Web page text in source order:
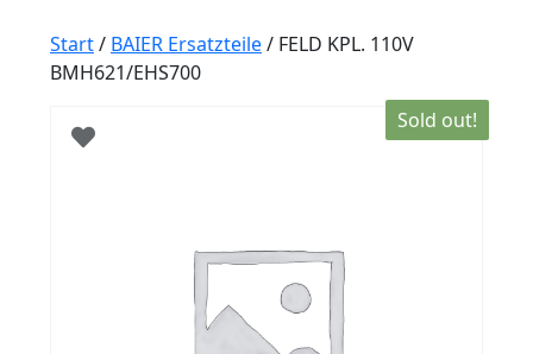
Start/ BAIER Ersatzteile/ FELD KPL. 110V
BMH621/EHS700
Sold out!